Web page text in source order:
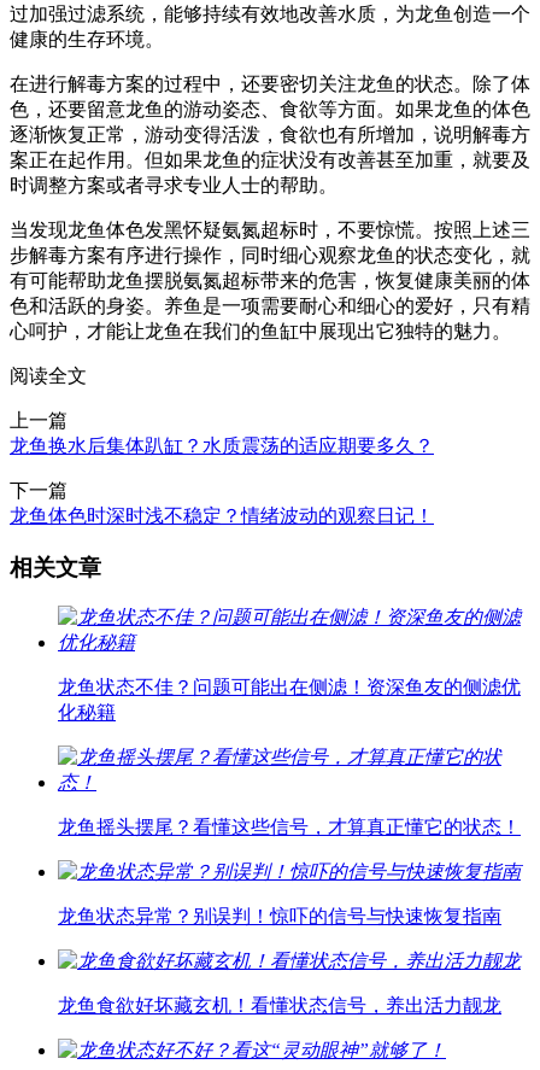
过加强过滤系统，能够持续有效地改善水质，为龙鱼创造一个
健康的生存环境。
在进行解毒方案的过程中，还要密切关注龙鱼的状态。除了体
色，还要留意龙鱼的游动姿态、食欲等方面。如果龙鱼的体色
逐渐恢复正常，游动变得活泼，食欲也有所增加，说明解毒方
案正在起作用。但如果龙鱼的症状没有改善甚至加重，就要及
时调整方案或者寻求专业人士的帮助。
当发现龙鱼体色发黑怀疑氨氮超标时，不要惊慌。按照上述三
步解毒方案有序进行操作，同时细心观察龙鱼的状态变化，就
有可能帮助龙鱼摆脱氨氮超标带来的危害，恢复健康美丽的体
色和活跃的身姿。养鱼是一项需要耐心和细心的爱好，只有精
心呵护，才能让龙鱼在我们的鱼缸中展现出它独特的魅力。
阅读全文
上一篇
龙鱼换水后集体趴缸？水质震荡的适应期要多久？
下一篇
龙鱼体色时深时浅不稳定？情绪波动的观察日记！
相关文章
龙鱼状态不佳？问题可能出在侧滤！资深鱼友的侧滤优
化秘籍
龙鱼摇头摆尾？看懂这些信号，才算真正懂它的状态！
龙鱼状态异常？别误判！惊吓的信号与快速恢复指南
龙鱼食欲好坏藏玄机！看懂状态信号，养出活力靓龙